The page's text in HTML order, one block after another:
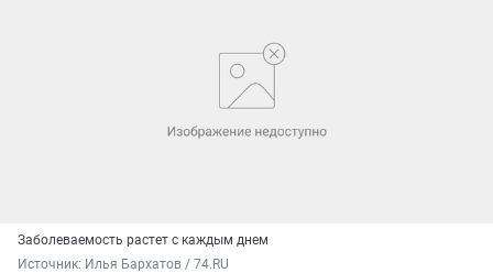
Заболеваемость растет с каждым днем
Источник: Илья Бархатов / 74.RU